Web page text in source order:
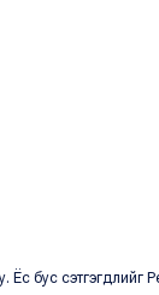
бус сэтгэгдлийг